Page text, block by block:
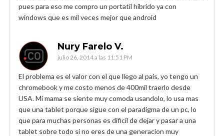
pues para eso me compro un portatil hibrido ya con
windows que es mil veces mejor que android
Nury Farelo V.
julio 26, 2014 a las 11:51 PM
El problema es el valor con el que llego al pais, yo tengo un
chromebook y me costo menos de 400mil traerlo desde
USA. Mi mama se siente muy comoda usandolo, lo usa mas
que una tablet porque sigue con el paradigma de un pc, lo
que para muchas personas es dificil de dejar y pasar a una
tablet sobre todo si no eres de una generacion muy